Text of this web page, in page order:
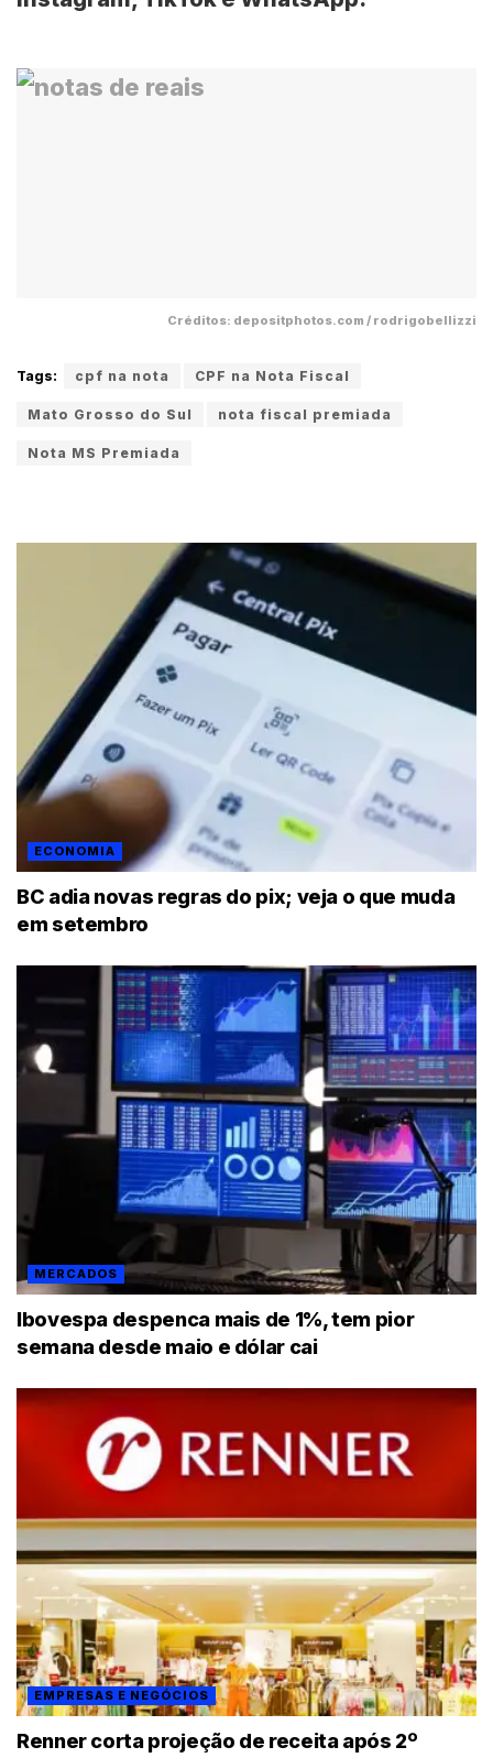
Créditos: depositphotos.com / rodrigobellizzi
Tags: cpf na nota CPF na Nota Fiscal
Mato Grosso do Sul nota fiscal premiada
Nota MS Premiada
ECONOMIA
BC adia novas regras do pix; veja o que muda
em setembro
MERCADOS
Ibovespa despenca mais de 1%, tem pior
semana desde maio e dólar cai
EMPRESAS E NEGÓCIOS
Renner corta projeção de receita após 2º